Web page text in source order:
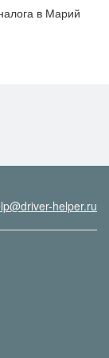
в Марий
helper.ru